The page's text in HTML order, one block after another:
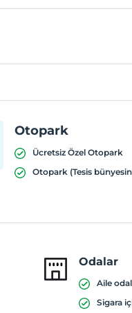
Otopark
Ücretsiz Özel Otopark
Otopark (Tesis
Odalar
Aile
Sigara